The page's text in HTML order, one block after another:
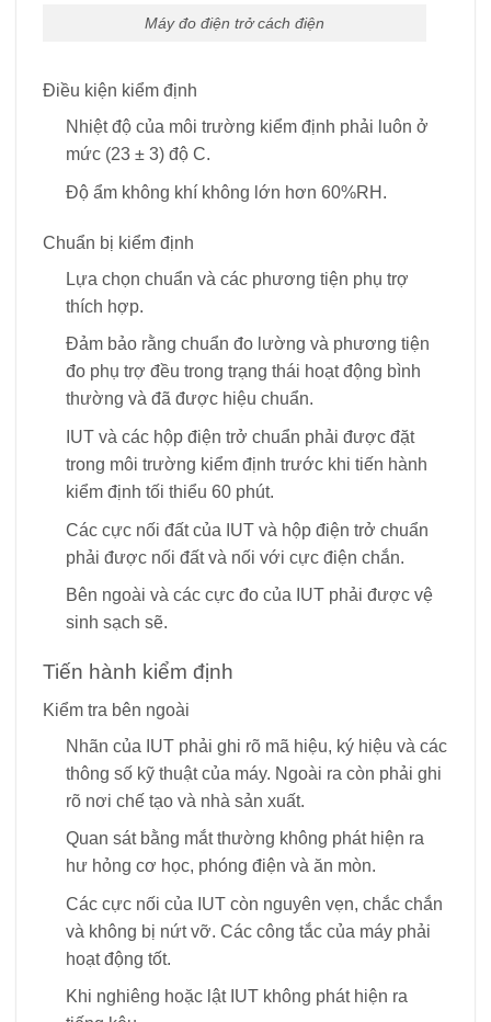
Máy đo điện trở cách điện
Điều kiện kiểm định
Nhiệt độ của môi trường kiểm định phải luôn ở
mức (23 ± 3) độ C.
Độ ẩm không khí không lớn hơn 60%RH.
Chuẩn bị kiểm định
Lựa chọn chuẩn và các phương tiện phụ trợ
thích hợp.
Đảm bảo rằng chuẩn đo lường và phương tiện
đo phụ trợ đều trong trạng thái hoạt động bình
thường và đã được hiệu chuẩn.
IUT và các hộp điện trở chuẩn phải được đặt
trong môi trường kiểm định trước khi tiến hành
kiểm định tối thiểu 60 phút.
Các cực nối đất của IUT và hộp điện trở chuẩn
phải được nối đất và nối với cực điện chắn.
Bên ngoài và các cực đo của IUT phải được vệ
sinh sạch sẽ.
Tiến hành kiểm định
Kiểm tra bên ngoài
Nhãn của IUT phải ghi rõ mã hiệu, ký hiệu và các
thông số kỹ thuật của máy. Ngoài ra còn phải ghi
rõ nơi chế tạo và nhà sản xuất.
Quan sát bằng mắt thường không phát hiện ra
hư hỏng cơ học, phóng điện và ăn mòn.
Các cực nối của IUT còn nguyên vẹn, chắc chắn
và không bị nứt vỡ. Các công tắc của máy phải
hoạt động tốt.
Khi nghiêng hoặc lật IUT không phát hiện ra